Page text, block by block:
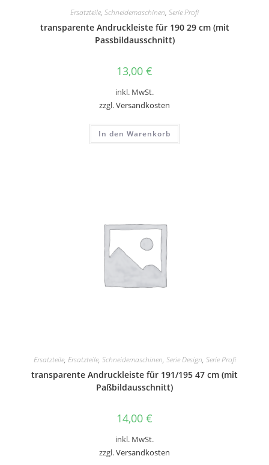
Ersatzteile, Schneidemaschinen, Serie Profi
transparente Andruckleiste für 190 29 cm (mit
Passbildausschnitt)
13,00 €
inkl. MwSt.
zzgl.Versandkosten
In den Warenkorb
Ersatzteile, Ersatzteile, Schneidemaschinen, Serie Design, Serie Profi
transparente Andruckleiste für 191/195 47 cm (mit
Paßbildausschnitt)
14,00 €
inkl. MwSt.
zzgl.Versandkosten